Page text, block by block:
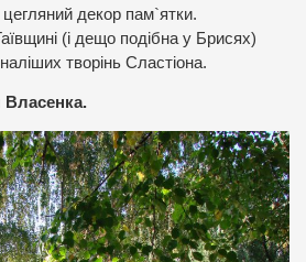
декор пам`ятки.
(і дещо подібна у Брисях)
творінь Сластіона.
Власенка.